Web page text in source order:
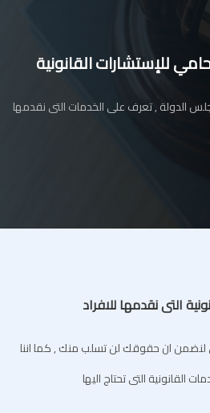
للإستشارات القانونية
الدولة , تعرف على الخدمات التى نقدمها
التى نقدمها للافراد
ان حقوقك لن تسلب منك , كما اننا
القانونية التى تحتاج اليها